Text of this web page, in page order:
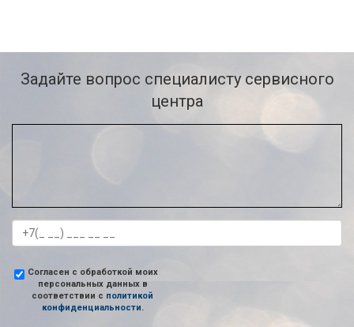
Задайте вопрос специалисту сервисного
центра
Согласен с обработкой моих
персональных данных в
соответствии с политикой
конфиденциальности.